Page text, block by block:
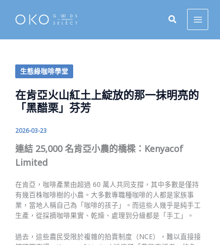
生態綠咖啡學堂
在肯亞火山紅土上綻放的那一抹明亮的
「黑醋栗」芬芳
2026-03-23
連結 25,000 名肯亞小農的橋樑：Kenyacof
Limited
在肯亞，咖啡產業由超過 60 萬人共同支撐，其中多數是僅持
有幾百株咖啡樹的小農。大多數專職種咖啡的人都是家族事
業，當地人稱自己為「咖啡的孩子」。而這些人幾乎是純手工
生產，從採摘咖啡果實、乾燥、處理到分級都是「手工」。
過去，這些農民受限於複雜的拍賣制度（NCE），難以直接接